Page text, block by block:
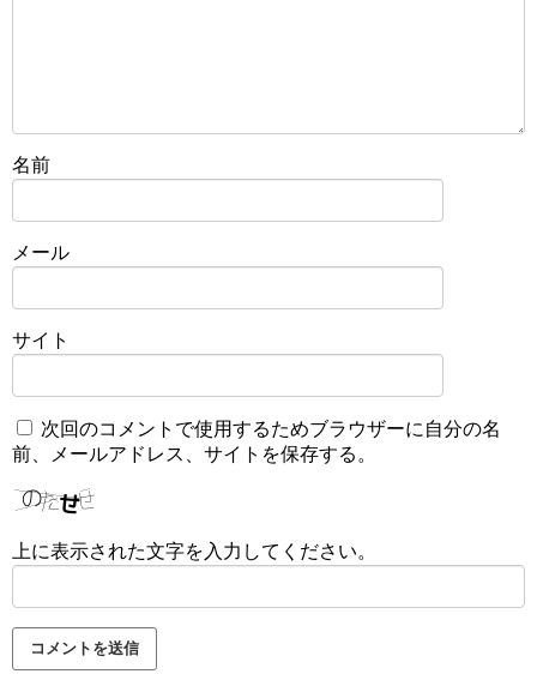
名前
メール
サイト
次回のコメントで使用するためブラウザーに自分の名
前、メールアドレス、サイトを保存する。
上に表示された文字を入力してください。